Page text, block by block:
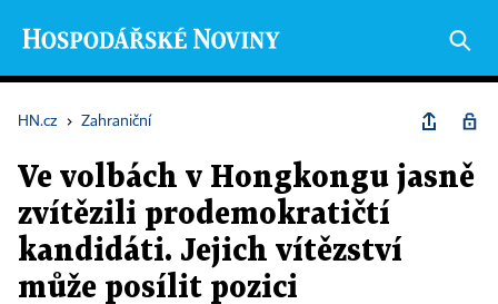
HN.cz › Zahraniční
Ve volbách v Hongkongu jasně
zvítězili prodemokratičtí
kandidáti. Jejich vítězství
může posílit pozici